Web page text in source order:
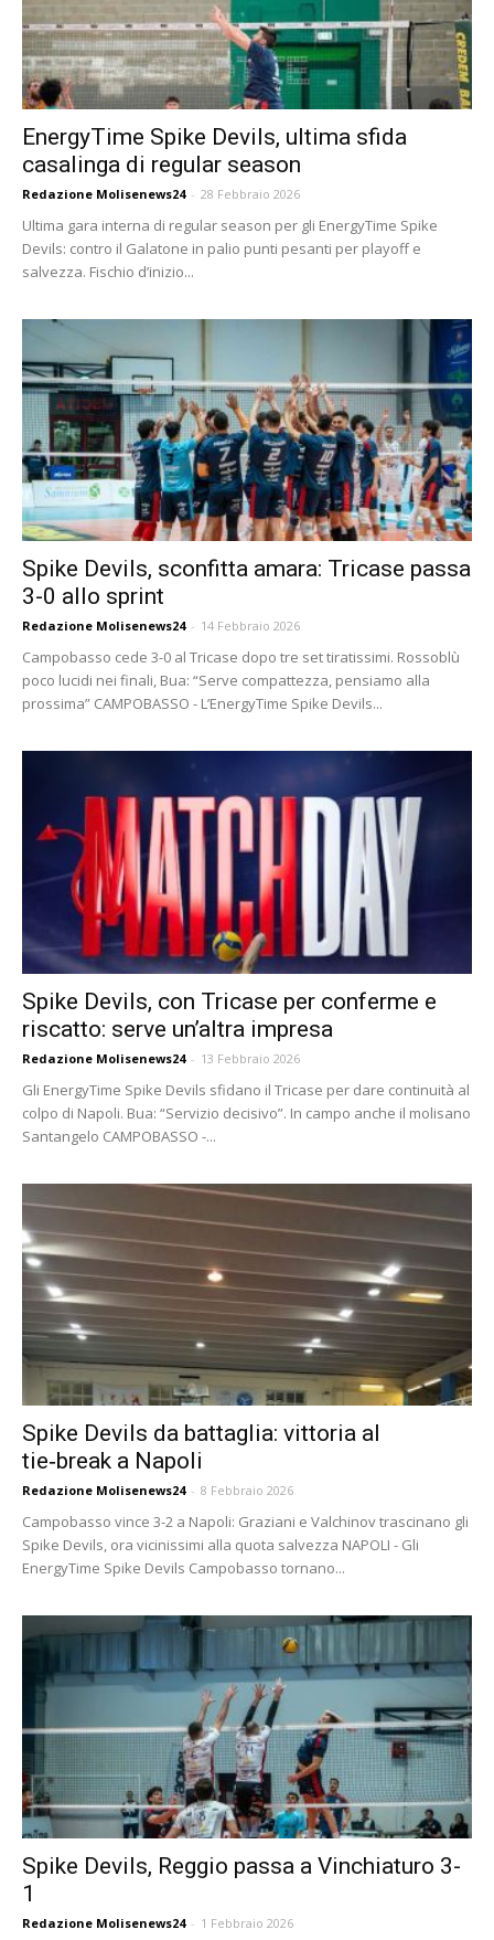
EnergyTime Spike Devils, ultima sfida
casalinga di regular season
Redazione Molisenews24 - 28 Febbraio 2026
Ultima gara interna di regular season per gli EnergyTime Spike
Devils: contro il Galatone in palio punti pesanti per playoff e
salvezza. Fischio d’inizio...
Spike Devils, sconfitta amara: Tricase passa
3-0 allo sprint
Redazione Molisenews24 - 14 Febbraio 2026
Campobasso cede 3-0 al Tricase dopo tre set tiratissimi. Rossoblù
poco lucidi nei finali, Bua: “Serve compattezza, pensiamo alla
prossima” CAMPOBASSO - L’EnergyTime Spike Devils...
Spike Devils, con Tricase per conferme e
riscatto: serve un’altra impresa
Redazione Molisenews24 - 13 Febbraio 2026
Gli EnergyTime Spike Devils sfidano il Tricase per dare continuità al
colpo di Napoli. Bua: “Servizio decisivo”. In campo anche il molisano
Santangelo CAMPOBASSO -...
Spike Devils da battaglia: vittoria al
tie‑break a Napoli
Redazione Molisenews24 - 8 Febbraio 2026
Campobasso vince 3-2 a Napoli: Graziani e Valchinov trascinano gli
Spike Devils, ora vicinissimi alla quota salvezza NAPOLI - Gli
EnergyTime Spike Devils Campobasso tornano...
Spike Devils, Reggio passa a Vinchiaturo 3-
1
Redazione Molisenews24 - 1 Febbraio 2026